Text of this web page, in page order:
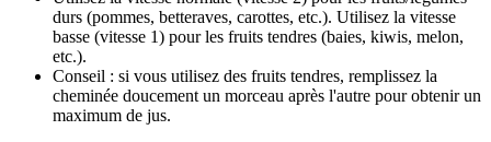
durs (pommes, betteraves, carottes, etc.). Utilisez la vitesse
basse (vitesse 1) pour les fruits tendres (baies, kiwis, melon,
etc.).
Conseil : si vous utilisez des fruits tendres, remplissez la
cheminée doucement un morceau après l'autre pour obtenir un
maximum de jus.